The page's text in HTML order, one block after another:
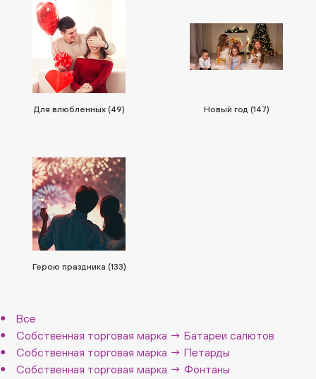
Для влюбленных (49) Новый год (147)
Герою праздника (133)
Все
Собственная торговая марка → Батареи салютов
Собственная торговая марка → Петарды
Собственная торговая марка → Фонтаны